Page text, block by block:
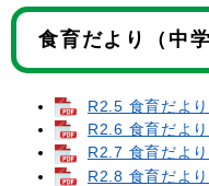
食育だより（中学
R2.5 食育だよ
R2.6 食育だよ
R2.7 食育だよ
R2.8 食育だよ